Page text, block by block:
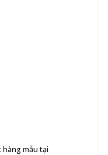
mẫu tại